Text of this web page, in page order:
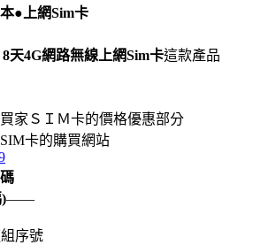
本●上網Sim卡
天4G網路無線上網Sim卡這款產品
家ＳＩＭ卡的價格優惠部分
卡的購買網站
——
序號